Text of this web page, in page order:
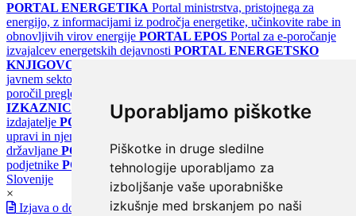
Uporabljamo piškotke
Piškotke in druge sledilne
tehnologije uporabljamo za
izboljšanje vaše uporabniške
izkušnje med brskanjem po naši
PORTAL ENERGETIKA Portal ministrstva, pristojnega za
energijo, z informacijami iz področja energetike, učinkovite rabe in
obnovljivih virov energije PORTAL EPOS Portal za e-poročanje
izvajalcev energetskih dejavnosti PORTAL ENERGETSKO
KNJIGOVODSTVO
javnem sektorju
poročil pregledov klimatskih sistemov
IZKAZNICE
Register energetskih izkaznic - za izdelovalce in
izdajatelje PORTAL GOV.SI Osrednje spletno mesto o državni
upravi in njenih storitvah
državljane PORTAL SPOT Državni portal za podjetja in
podjetnike PORTAL OPSI Državni portal odprtih podatkov
Slovenije
×
Izjava o dostopnosti